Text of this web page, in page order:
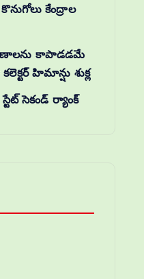
కేంద్రాల
కాపాడడమే
హిమాన్షు శుక్ల
సెకండ్ ర్యాంక్